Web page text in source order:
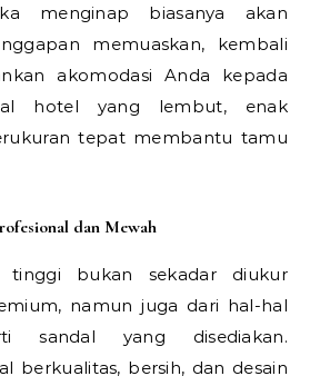
menginap biasanya akan
memuaskan, kembali
akomodasi Anda kepada
hotel yang lembut, enak
tepat membantu tamu
dan Mewah
tinggi bukan sekadar diukur
namun juga dari hal-hal
sandal yang disediakan.
berkualitas, bersih, dan desain